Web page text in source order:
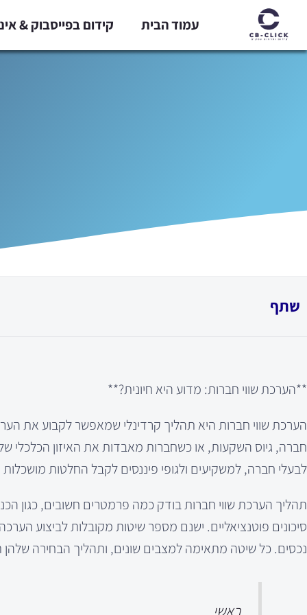
לתוכן
עמוד הבית קידום בפייסבוק &
שתף
**הערכת שווי חברות: מדוע היא חיונית?**
הערכת שווי חברות היא תהליך קרדינלי שמאפשר לקבוע את
חברה, גיוס השקעות, או כשחברות מאבדות את האיזון הכלכלי
לבעלי חברה, למשקיעים ולגופי פיננסים לקבל החלטות
תהליך הערכת שווי חברות בודק כמה פרמטרים חשובים, כגון
נכסים. כל שיטה מתאימה למצבים שונים, ותהליך הבחירה שלהן
ראשי